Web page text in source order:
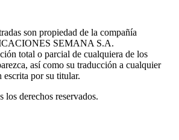
window
son propiedad de la compañía
SEMANA S.A.
total o parcial de cualquiera de los
así como su traducción a cualquier
por su titular.
derechos reservados.